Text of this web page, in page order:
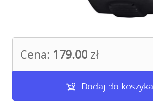
Cena: 179.00 zł
Dodaj do koszyka